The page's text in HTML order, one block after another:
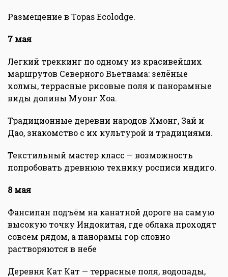
Размещение в Topas Ecolodge.
7 мая
Легкий треккинг по одному из красивейших
маршрутов Северного Вьетнама: зелёные
холмы, террасные рисовые поля и панорамные
виды долины Муонг Хоа.
Традиционные деревни народов Хмонг, Зай и
Дао, знакомство с их культурой и традициями.
Текстильный мастер класс — возможность
попробовать древнюю технику росписи индиго.
8 мая
Фансипан подъём на канатной дороге на самую
высокую точку Индокитая, где облака проходят
совсем рядом, а панорамы гор словно
растворяются в небе
Деревня Кат Кат — террасные поля, водопады,